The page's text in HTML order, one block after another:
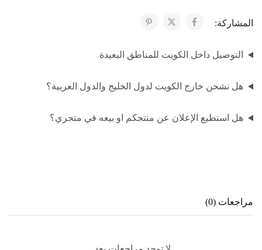
المشاركة:
التوصيل داخل الكويت للمناطق البعيدة
هل نشحن خارج الكويت لدول الخليج والدول العربية؟
هل استطيع الإعلان عن منتجكم او بيعه في متجري؟
مراجعات (0)